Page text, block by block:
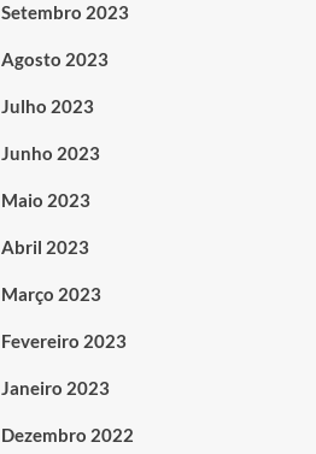
Setembro 2023
Agosto 2023
Julho 2023
Junho 2023
Maio 2023
Abril 2023
Março 2023
Fevereiro 2023
Janeiro 2023
Dezembro 2022